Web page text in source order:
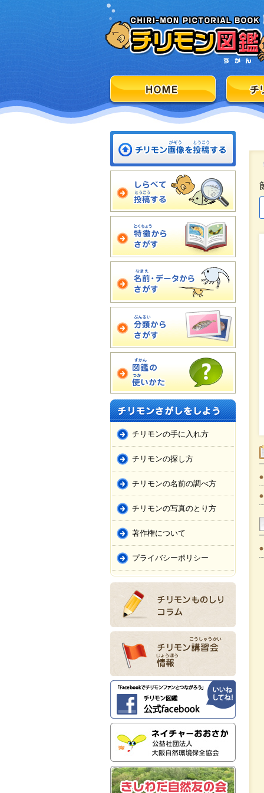
チリモンの手に入れ方
チリモンの探し方
チリモンの名前の調べ方
チリモンの写真のとり方
著作権について
プライバシーポリシー